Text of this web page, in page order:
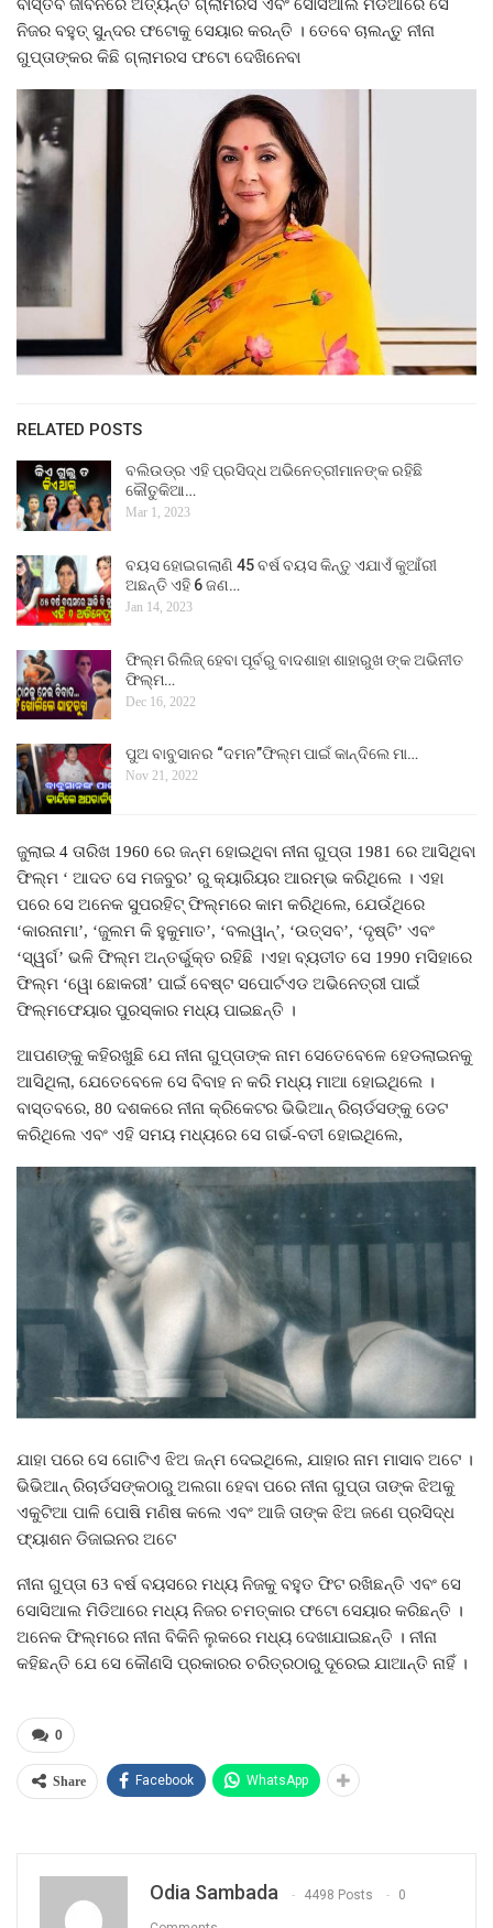
ବାସ୍ତବ ଜୀବନରେ ଅତ୍ୟନ୍ତ ଗ୍ଲାମରସ ଏବଂ ସୋସିଆଲ ମିଡିଆରେ ସେ
ନିଜର ବହୁତ୍ ସୁନ୍ଦର ଫଟୋକୁ ସେୟାର କରନ୍ତି । ତେବେ ଚାଲନ୍ତୁ ନୀନା
ଗୁପ୍ତାଙ୍କର କିଛି ଗ୍ଲାମରସ ଫଟୋ ଦେଖିନେବା
RELATED POSTS
ବଲିଉଡ୍‌ର ଏହି ପ୍ରସିଦ୍ଧ ଅଭିନେତ୍ରୀମାନଙ୍କ ରହିଛି
କୌତୁକିଆ…
Mar 1, 2023
ବୟସ ହୋଇଗଲାଣି 45 ବର୍ଷ ବୟସ କିନ୍ତୁ ଏଯାଏଁ କୁଆଁରୀ
ଅଛନ୍ତି ଏହି 6 ଜଣ…
Jan 14, 2023
ଫିଲ୍ମ ରିଲିଜ୍ ହେବା ପୂର୍ବରୁ ବାଦଶାହା ଶାହାରୁଖ ଙ୍କ ଅଭିନୀତ
ଫିଲ୍ମ…
Dec 16, 2022
ପୁଅ ବାବୁସାନର “ଦମନ”ଫିଲ୍ମ ପାଇଁ କାନ୍ଦିଲେ ମା…
Nov 21, 2022
ଜୁଲାଇ 4 ତାରିଖ 1960 ରେ ଜନ୍ମ ହୋଇଥିବା ନୀନା ଗୁପ୍ତା 1981 ରେ ଆସିଥିବା
ଫିଲ୍ମ ‘ ଆଦତ ସେ ମଜବୁର’ ରୁ କ୍ୟାରିୟର ଆରମ୍ଭ କରିଥିଲେ । ଏହା
ପରେ ସେ ଅନେକ ସୁପରହିଟ୍ ଫିଲ୍ମରେ କାମ କରିଥିଲେ, ଯେଉଁଥିରେ
‘କାରନାମା’, ‘ଜୁଲମ କି ହୁକୁମାତ’, ‘ବଲୱାନ୍’, ‘ଉତ୍ସବ’, ‘ଦୃଷ୍ଟି’ ଏବଂ
‘ସ୍ୱର୍ଗ’ ଭଳି ଫିଲ୍ମ ଅନ୍ତର୍ଭୁକ୍ତ ରହିଛି ।ଏହା ବ୍ୟତୀତ ସେ 1990 ମସିହାରେ
ଫିଲ୍ମ ‘ୱୋ ଛୋକରୀ’ ପାଇଁ ବେଷ୍ଟ ସପୋର୍ଟଏଡ ଅଭିନେତ୍ରୀ ପାଇଁ
ଫିଲ୍ମଫେୟାର ପୁରସ୍କାର ମଧ୍ୟ ପାଇଛନ୍ତି ।
ଆପଣଙ୍କୁ କହିରଖୁଛି ଯେ ନୀନା ଗୁପ୍ତାଙ୍କ ନାମ ସେତେବେଳେ ହେଡଲାଇନକୁ
ଆସିଥିଲା, ଯେତେବେଳେ ସେ ବିବାହ ନ କରି ମଧ୍ୟ ମାଆ ହୋଇଥିଲେ ।
ବାସ୍ତବରେ, 80 ଦଶକରେ ନୀନା କ୍ରିକେଟର ଭିଭିଆନ୍ ରିଚାର୍ଡସଙ୍କୁ ଡେଟ
କରିଥିଲେ ଏବଂ ଏହି ସମୟ ମଧ୍ୟରେ ସେ ଗର୍ଭ-ବତୀ ହୋଇଥିଲେ,
ଯାହା ପରେ ସେ ଗୋଟିଏ ଝିଅ ଜନ୍ମ ଦେଇଥିଲେ, ଯାହାର ନାମ ମାସାବ ଅଟେ ।
ଭିଭିଆନ୍ ରିଚାର୍ଡସଙ୍କଠାରୁ ଅଲଗା ହେବା ପରେ ନୀନା ଗୁପ୍ତା ତାଙ୍କ ଝିଅକୁ
ଏକୁଟିଆ ପାଳି ପୋଷି ମଣିଷ କଲେ ଏବଂ ଆଜି ତାଙ୍କ ଝିଅ ଜଣେ ପ୍ରସିଦ୍ଧ
ଫ୍ୟାଶନ ଡିଜାଇନର ଅଟେ
ନୀନା ଗୁପ୍ତା 63 ବର୍ଷ ବୟସରେ ମଧ୍ୟ ନିଜକୁ ବହୁତ ଫିଟ ରଖିଛନ୍ତି ଏବଂ ସେ
ସୋସିଆଲ ମିଡିଆରେ ମଧ୍ୟ ନିଜର ଚମତ୍କାର ଫଟୋ ସେୟାର କରିଛନ୍ତି ।
ଅନେକ ଫିଲ୍ମରେ ନୀନା ବିକିନି ଲୁକରେ ମଧ୍ୟ ଦେଖାଯାଇଛନ୍ତି । ନୀନା
କହିଛନ୍ତି ଯେ ସେ କୌଣସି ପ୍ରକାରର ଚରିତ୍ରଠାରୁ ଦୂରେଇ ଯାଆନ୍ତି ନାହିଁ ।
0
Share Facebook WhatsApp
Odia Sambada 4498 Posts 0